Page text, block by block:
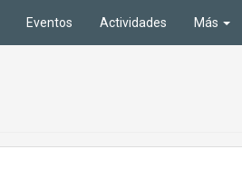
Eventos Actividades Más